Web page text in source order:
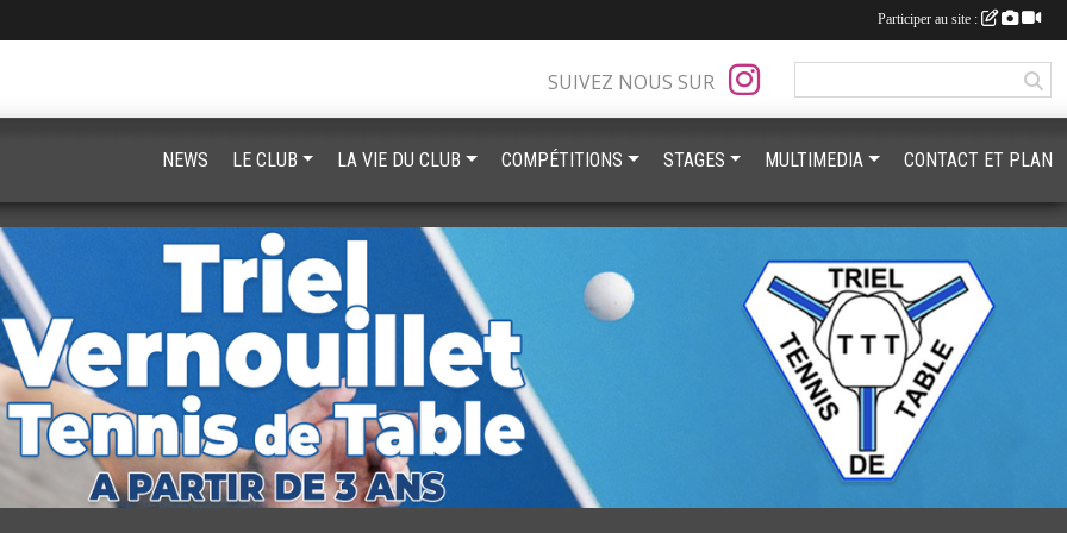
SUIVEZ NOUS SUR
NEWS LE CLUB LA VIE DU CLUB COMPÉTITIONS STAGES MULTIMEDIA CONTACT ET PLAN
Participer au site :